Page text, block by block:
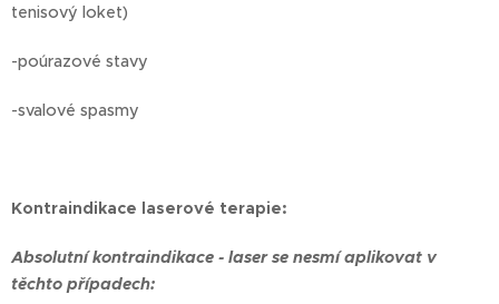
tenisový loket)
-poúrazové stavy
-svalové spasmy
Kontraindikace laserové terapie:
Absolutní kontraindikace - laser se nesmí aplikovat v
těchto případech: